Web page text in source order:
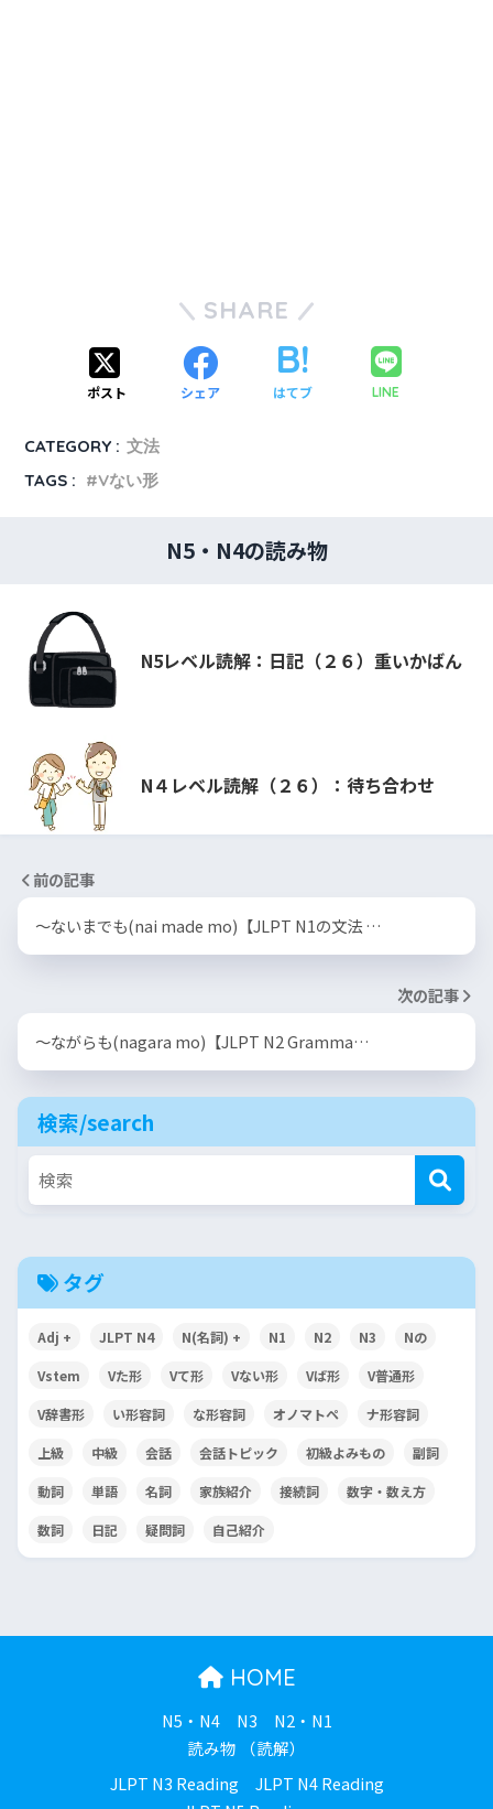
SHARE
ポスト シェア はてブ LINE
CATEGORY : 文法
TAGS :
Vない形
N5・N4の読み物
N5レベル読解：日記（２６）重いかばん
N４レベル読解（２６）：待ち合わせ
前の記事
〜ないまでも(nai made mo)【JLPT N1の文法 …
次の記事
〜ながらも(nagara mo)【JLPT N2 Gramma…
検索/search
タグ
Adj + JLPT N4 N(名詞) + N1 N2 N3 Nの
Vstem Vた形 Vて形 Vない形 Vば形 V普通形
V辞書形 い形容詞 な形容詞 オノマトペ ナ形容詞
上級 中級 会話 会話トピック 初級よみもの 副詞
動詞 単語 名詞 家族紹介 接続詞 数字・数え方
数詞 日記 疑問詞 自己紹介
HOME
N5・N4 N3
N2・N1
読み物 （読解）
JLPT N3 Reading
JLPT N4 Reading